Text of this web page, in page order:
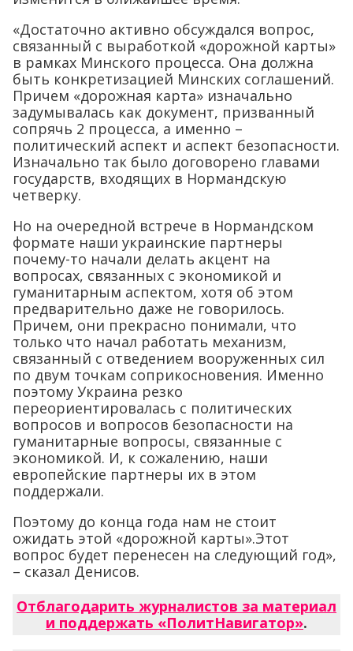
«Достаточно активно обсуждался вопрос,
связанный с выработкой «дорожной карты»
в рамках Минского процесса. Она должна
быть конкретизацией Минских соглашений.
Причем «дорожная карта» изначально
задумывалась как документ, призванный
сопрячь 2 процесса, а именно –
политический аспект и аспект безопасности.
Изначально так было договорено главами
государств, входящих в Нормандскую
четверку.
Но на очередной встрече в Нормандском
формате наши украинские партнеры
почему-то начали делать акцент на
вопросах, связанных с экономикой и
гуманитарным аспектом, хотя об этом
предварительно даже не говорилось.
Причем, они прекрасно понимали, что
только что начал работать механизм,
связанный с отведением вооруженных сил
по двум точкам соприкосновения. Именно
поэтому Украина резко
переориентировалась с политических
вопросов и вопросов безопасности на
гуманитарные вопросы, связанные с
экономикой. И, к сожалению, наши
европейские партнеры их в этом
поддержали.
Поэтому до конца года нам не стоит
ожидать этой «дорожной карты».Этот
вопрос будет перенесен на следующий год»,
– сказал Денисов.
Отблагодарить журналистов за материал
и поддержать «ПолитНавигатор».